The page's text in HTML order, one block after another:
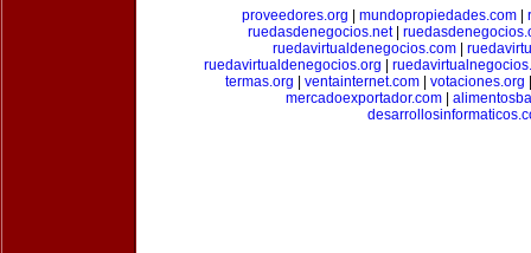
proveedores.org
mundopropiedades.com
ruedasdenegocios.net|
ruedavirtualdenegocios.com|
ruedavirtualdenegocios.org
termas.org
ventainternet.com votaciones.org
mercadoexportador.com|